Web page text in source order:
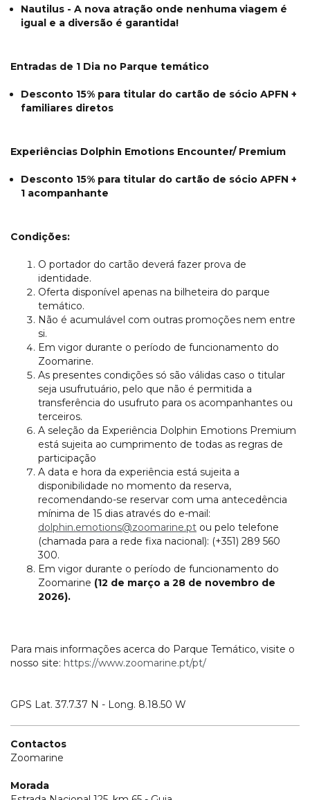
Nautilus - A nova atração onde nenhuma viagem é
igual e a diversão é garantida!
Entradas de 1 Dia no Parque temático
Desconto 15% para titular do cartão de sócio APFN +
familiares diretos
Experiências Dolphin Emotions Encounter/ Premium
Desconto 15% para titular do cartão de sócio APFN +
1 acompanhante
Condições:
O portador do cartão deverá fazer prova de
identidade.
Oferta disponível apenas na bilheteira do parque
temático.
Não é acumulável com outras promoções nem entre
si.
Em vigor durante o período de funcionamento do
Zoomarine.
As presentes condições só são válidas caso o titular
seja usufrutuário, pelo que não é permitida a
transferência do usufruto para os acompanhantes ou
terceiros.
A seleção da Experiência Dolphin Emotions Premium
está sujeita ao cumprimento de todas as regras de
participação
A data e hora da experiência está sujeita a
disponibilidade no momento da reserva,
recomendando-se reservar com uma antecedência
mínima de 15 dias através do e-mail:
dolphin.emotions@zoomarine.pt ou pelo telefone
(chamada para a rede fixa nacional): (+351) 289 560
300.
Em vigor durante o período de funcionamento do
Zoomarine (12 de março a 28 de novembro de
2026).
Para mais informações acerca do Parque Temático, visite o
nosso site: https://www.zoomarine.pt/pt/
GPS Lat. 37.7.37 N - Long. 8.18.50 W
Contactos
Zoomarine
Morada